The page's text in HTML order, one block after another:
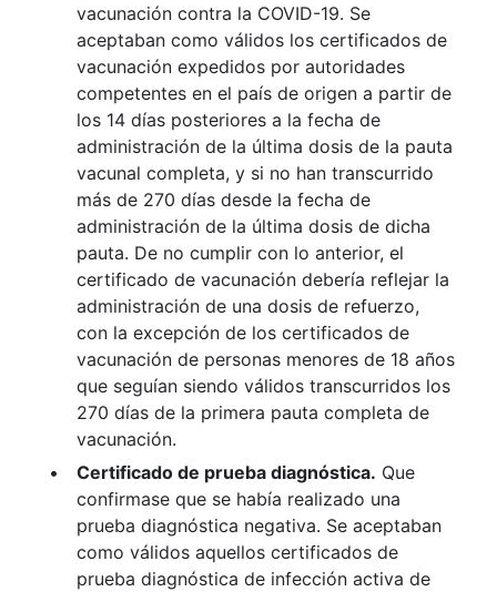
vacunación contra la COVID-19. Se
aceptaban como válidos los certificados de
vacunación expedidos por autoridades
competentes en el país de origen a partir de
los 14 días posteriores a la fecha de
administración de la última dosis de la pauta
vacunal completa, y si no han transcurrido
más de 270 días desde la fecha de
administración de la última dosis de dicha
pauta. De no cumplir con lo anterior, el
certificado de vacunación debería reflejar la
administración de una dosis de refuerzo,
con la excepción de los certificados de
vacunación de personas menores de 18 años
que seguían siendo válidos transcurridos los
270 días de la primera pauta completa de
vacunación.
Certificado de prueba diagnóstica. Que
confirmase que se había realizado una
prueba diagnóstica negativa. Se aceptaban
como válidos aquellos certificados de
prueba diagnóstica de infección activa de